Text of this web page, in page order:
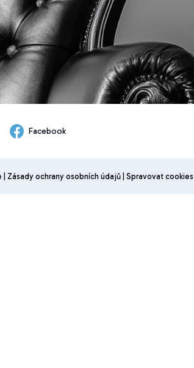
Facebook
Zásady ochrany osobních údajů| Spravovat cookies